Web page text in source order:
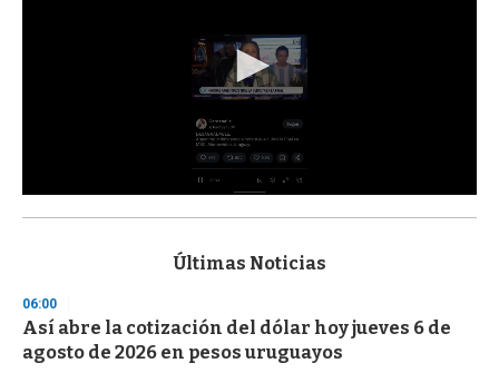
s
d
s
o
f
Últimas Noticias
06:00
Así abre la cotización del dólar hoy jueves 6 de
agosto de 2026 en pesos uruguayos